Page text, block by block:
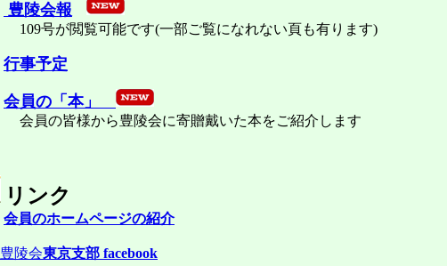
豊陵会報
109号が閲覧可能です(一部ご覧になれない頁も有ります)
行事予定
会員の「本」
会員の皆様から豊陵会に寄贈戴いた本をご紹介します
リンク
会員のホームページの紹介
豊陵会東京支部 facebook